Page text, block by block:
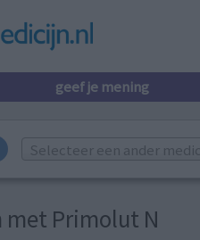
geef je mening
Selecteer een ander
met Primolut N